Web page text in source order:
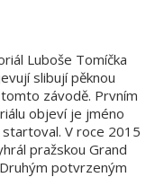
Luboše Tomíčka
slibují pěknou
závodě. Prvním
objeví je jméno
V roce 2015
pražskou Grand
potvrzeným